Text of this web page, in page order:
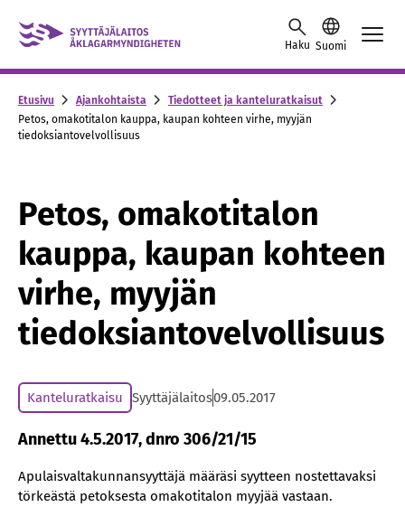
Skip to content -saavutettavuusohje
Haku Suomi
Etusivu Ajankohtaista
Tiedotteet ja kanteluratkaisut
Petos, omakotitalon kauppa, kaupan kohteen virhe, myyjän
tiedoksiantovelvollisuus
Petos, omakotitalon
kauppa, kaupan kohteen
virhe, myyjän
tiedoksiantovelvollisuus
Kanteluratkaisu Syyttäjälaitos09.05.2017
Annettu 4.5.2017, dnro 306/21/15
Apulaisvaltakunnansyyttäjä määräsi syytteen nostettavaksi
törkeästä petoksesta omakotitalon myyjää vastaan.